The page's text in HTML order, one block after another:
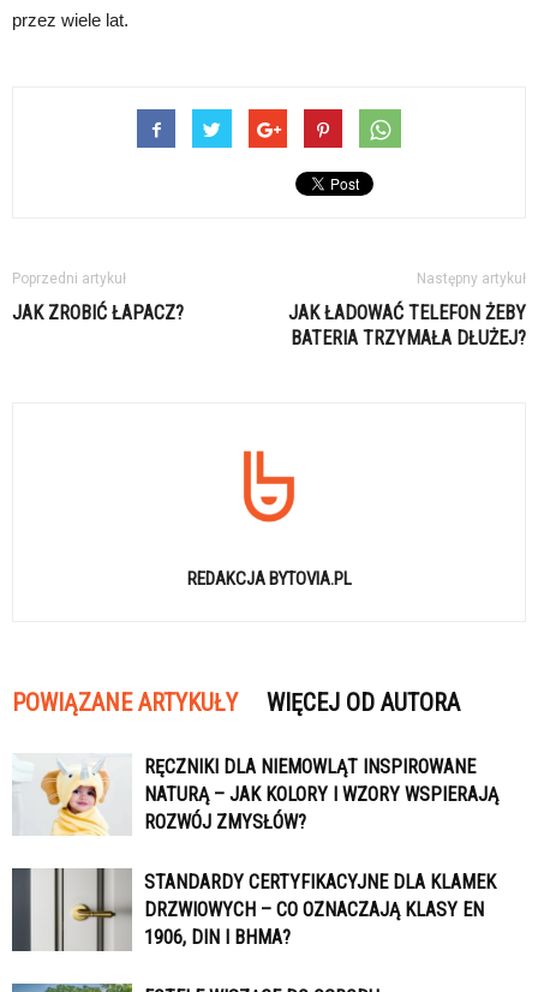
przez wiele lat.
Poprzedni artykuł
JAK ZROBIĆ ŁAPACZ?
Następny artykuł
JAK ŁADOWAĆ TELEFON ŻEBY
BATERIA TRZYMAŁA DŁUŻEJ?
REDAKCJA BYTOVIA.PL
POWIĄZANE ARTYKUŁY WIĘCEJ OD AUTORA
RĘCZNIKI DLA NIEMOWLĄT INSPIROWANE
NATURĄ – JAK KOLORY I WZORY WSPIERAJĄ
ROZWÓJ ZMYSŁÓW?
STANDARDY CERTYFIKACYJNE DLA KLAMEK
DRZWIOWYCH – CO OZNACZAJĄ KLASY EN
1906, DIN I BHMA?